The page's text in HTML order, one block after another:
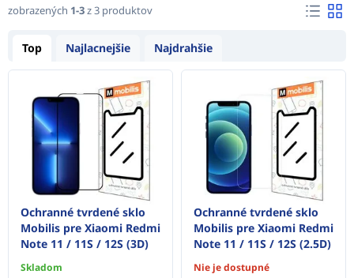
zobrazených 1-3z 3 produktov
Top Najlacnejšie Najdrahšie
Ochranné tvrdené sklo
Mobilis pre Xiaomi Redmi
Note 11 / 11S / 12S (3D)
Skladom
Ochranné tvrdené sklo
Mobilis pre Xiaomi Redmi
Note 11 / 11S / 12S (2.5D)
Nie je dostupné